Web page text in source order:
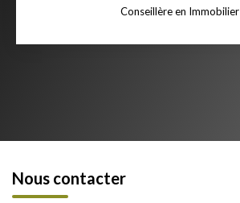
Conseillère en Immobilier
Nous contacter